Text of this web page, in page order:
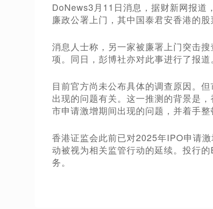
DoNews3月11日消息，据财新网报道
廉政公署上门，其中国泰君安香港的
消息人士称，另一家被廉署上门突击
项。同日，彭博社亦对此事进行了报道。
目前官方尚未公布具体的调查原因。
出现的问题有关‌。这一推测的背景是
市申请激增期间出现的问题，并着手整
香港证监会此前已对‌2025年IPO申请
动被视为相关监管行动的延续。投行
务。